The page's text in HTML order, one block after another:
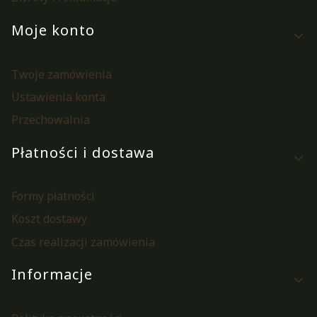
Moje konto
Twoje zamówienia
Ustawienia konta
Przechowalnia
Płatności i dostawa
Formy płatności
Koszt dostawy
Czas realizacji zamówienia
Informacje